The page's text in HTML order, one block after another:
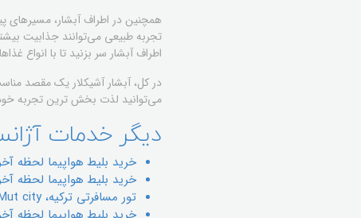
همچنین در اطراف آبشار، مسیرهای
تجربه طبیعی می‌توانند جذابیت
اطراف آبشار سر بزنید تا با انواع
در کل، آبشار آشیکلار یک مقصد
می‌توانید لذت بخش ترین تجربه خود
دیگر خدمات
خريد بليط هواپيما لحظه
خريد بليط هواپيما لحظه
تور مسافرتی ترکیه، Mut city